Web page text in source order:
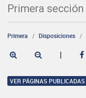
Primera sección
Primera Disposiciones
|
VER PÁGINAS PUBLICADAS